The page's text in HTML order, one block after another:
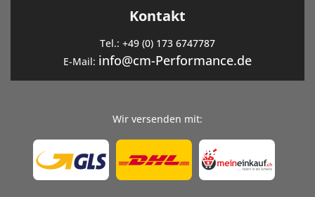
Kontakt
Tel.: +49 (0) 173 6747787
E-Mail: info@cm-Performance.de
Wir versenden mit: